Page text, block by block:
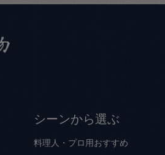
シーンから選ぶ
料理人・プロ用おすすめ